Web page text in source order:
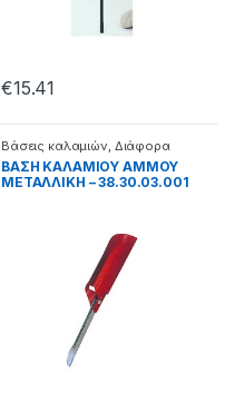
€15.41
Βάσεις καλαμιών, Διάφορα
ΒΑΣΗ ΚΑΛΑΜΙΟΥ ΑΜΜΟΥ
ΜΕΤΑΛΛΙΚΗ – 38.30.03.001